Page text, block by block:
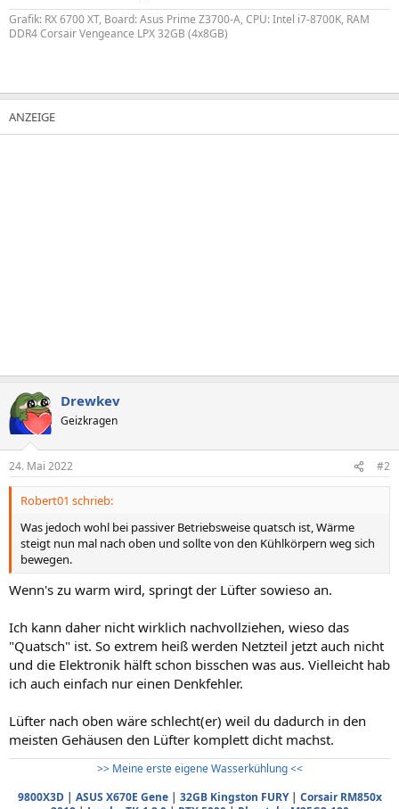
Grafik: RX 6700 XT, Board: Asus Prime Z3700-A, CPU: Intel i7-8700K, RAM
DDR4 Corsair Vengeance LPX 32GB (4x8GB)
Drewkev
Geizkragen
24. Mai 2022 #2
Robert01 schrieb:
Was jedoch wohl bei passiver Betriebsweise quatsch ist, Wärme
steigt nun mal nach oben und sollte von den Kühlkörpern weg sich
bewegen.
Wenn's zu warm wird, springt der Lüfter sowieso an.
Ich kann daher nicht wirklich nachvollziehen, wieso das
"Quatsch" ist. So extrem heiß werden Netzteil jetzt auch nicht
und die Elektronik hälft schon bisschen was aus. Vielleicht hab
ich auch einfach nur einen Denkfehler.
Lüfter nach oben wäre schlecht(er) weil du dadurch in den
meisten Gehäusen den Lüfter komplett dicht machst.
>> Meine erste eigene Wasserkühlung <<
9800X3D| ASUS X670E Gene| 32GB Kingston FURY| Corsair RM850x